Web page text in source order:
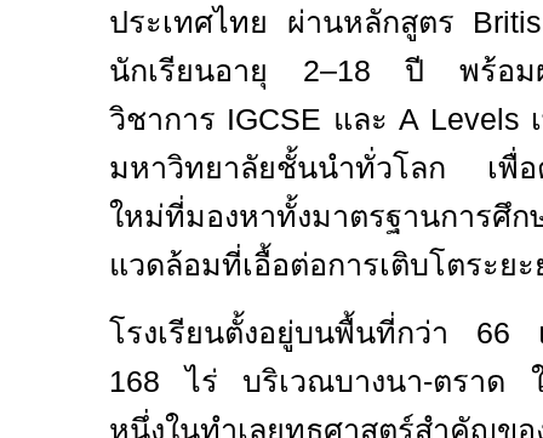
ประเทศไทย ผ่านหลักสูตร
นักเรียนอายุ 2–18 ปี พร้อมผ
วิชาการ IGCSE และA Levels
มหาวิทยาลัยชั้นนำทั่วโลก เพื่อ
ใหม่ที่มองหาทั้งมาตรฐานการศึ
แวดล้อมที่เอื้อต่อการเติบโตระย
โรงเรียนตั้งอยู่บนพื้นที่กว่า 66
168ไร่ บริเวณบางนา-ตราด
หนึ่งในทำเลยุทธศาสตร์สำคัญ